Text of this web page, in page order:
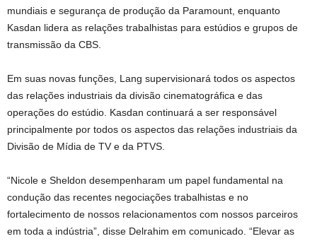
mundiais e segurança de produção da Paramount, enquanto
Kasdan lidera as relações trabalhistas para estúdios e grupos de
transmissão da CBS.
Em suas novas funções, Lang supervisionará todos os aspectos
das relações industriais da divisão cinematográfica e das
operações do estúdio. Kasdan continuará a ser responsável
principalmente por todos os aspectos das relações industriais da
Divisão de Mídia de TV e da PTVS.
“Nicole e Sheldon desempenharam um papel fundamental na
condução das recentes negociações trabalhistas e no
fortalecimento de nossos relacionamentos com nossos parceiros
em toda a indústria”, disse Delrahim em comunicado. “Elevar as